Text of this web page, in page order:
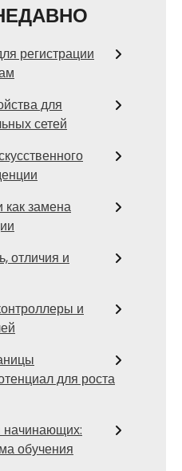
регистрации
для
сетей
как замена
отличия и
и
для роста
начинающих:
обучения